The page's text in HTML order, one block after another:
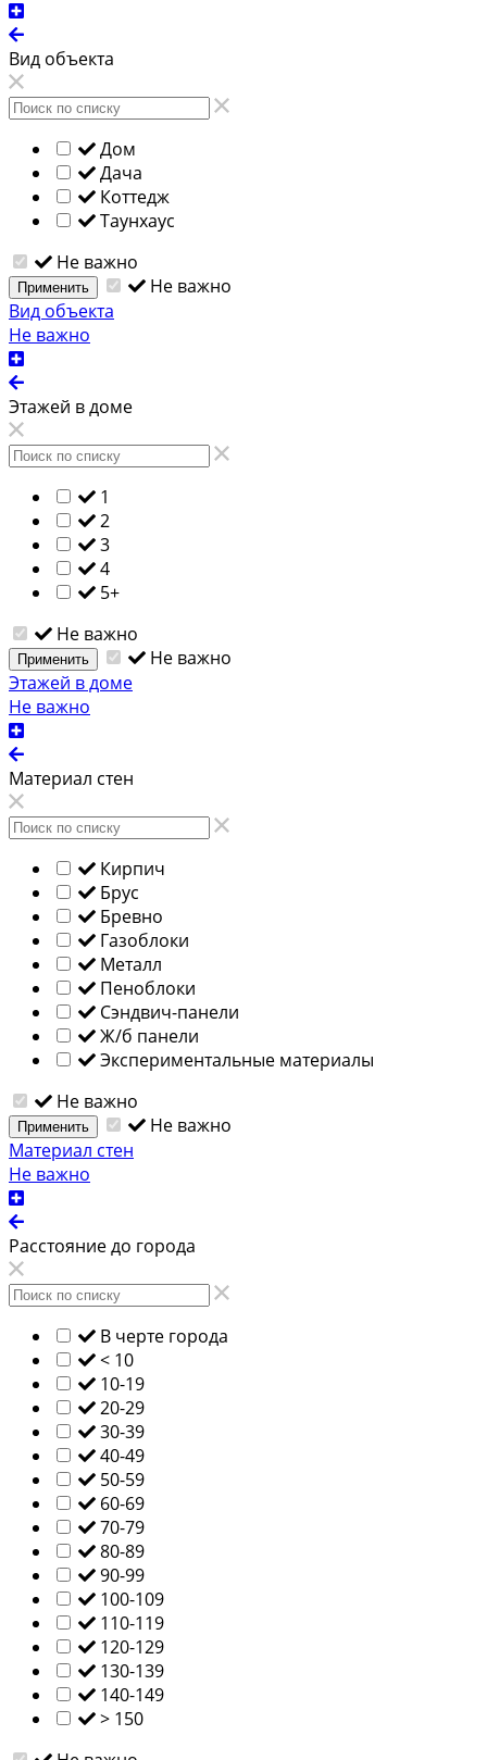
Вид объекта
Дом
Дача
Коттедж
Таунхаус
Не важно
Применить
Не важно
Вид объекта
Не важно
Этажей в доме
1
2
3
4
5+
Не важно
Применить
Не важно
Этажей в доме
Не важно
Материал стен
Кирпич
Брус
Бревно
Газоблоки
Металл
Пеноблоки
Сэндвич-панели
Ж/б панели
Экспериментальные материалы
Не важно
Применить
Не важно
Материал стен
Не важно
Расстояние до города
В черте города
< 10
10-19
20-29
30-39
40-49
50-59
60-69
70-79
80-89
90-99
100-109
110-119
120-129
130-139
140-149
> 150